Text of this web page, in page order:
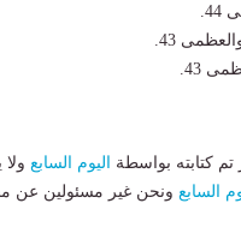
كتابته بواسطة اليوم السابع
السابع ونحن غير مسئولين عن